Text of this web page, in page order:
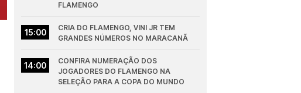
FLAMENGO
15:00
CRIA DO FLAMENGO, VINI JR TEM
GRANDES NÚMEROS NO MARACANÃ
14:00
CONFIRA NUMERAÇÃO DOS
JOGADORES DO FLAMENGO NA
SELEÇÃO PARA A COPA DO MUNDO